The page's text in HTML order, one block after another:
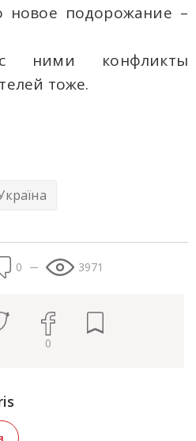
новое подорожание –
ними конфликты
тоже.
0 3971
0